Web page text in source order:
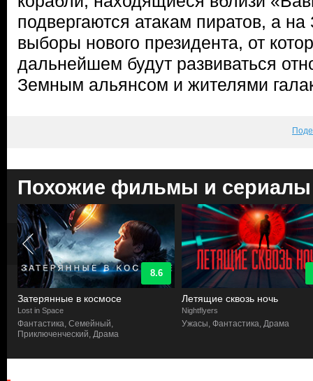
подвергаются атакам пиратов, а
выборы нового президента, от
дальнейшем будут развиваться
Земным альянсом и жителями
Похожие фильмы и сериалы
8.6
Затерянные в космосе
Lost in Space
Фантастика, Семейный,
Приключенческий, Драма
Летящие сквозь ночь
Nightflyers
Ужасы, Фантастика, Драма